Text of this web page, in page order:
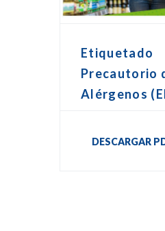
Etiquetado
Precautorio
Alérgenos
DESCARGAR